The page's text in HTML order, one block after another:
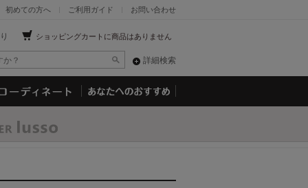
お問い合わせ
ご利用ガイド
初めての方へ
ショッピングカートに商品はありません
詳細検索